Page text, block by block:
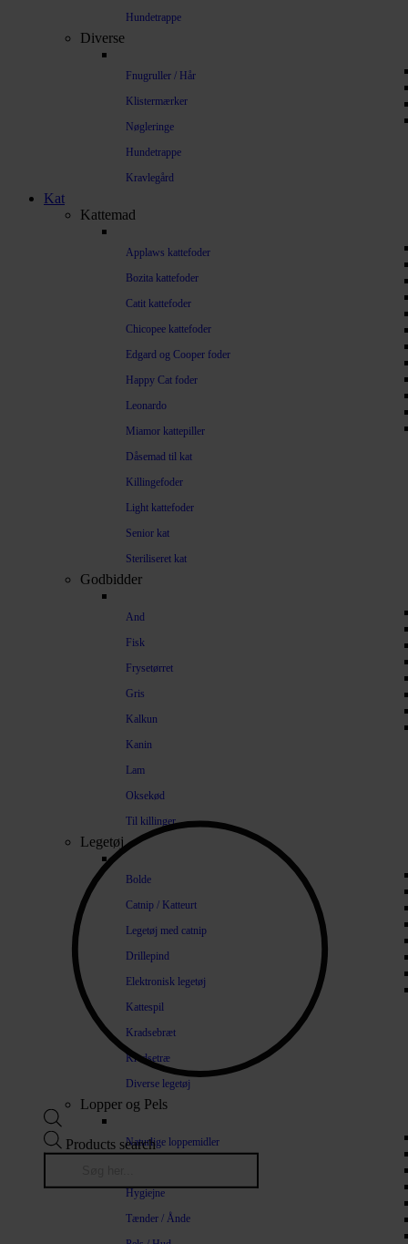
Hundetrappe
Diverse
Fnugruller / Hår
Klistermærker
Nøgleringe
Hundetrappe
Kravlegård
Kat
Kattemad
Applaws kattefoder
Bozita kattefoder
Catit kattefoder
Chicopee kattefoder
Edgard og Cooper foder
Happy Cat foder
Leonardo
Miamor kattepiller
Dåsemad til kat
Killingefoder
Light kattefoder
Senior kat
Steriliseret kat
Godbidder
And
Fisk
Frysetørret
Gris
Kalkun
Kanin
Lam
Oksekød
Til killinger
Legetøj
Bolde
Catnip / Katteurt
Legetøj med catnip
Drillepind
Elektronisk legetøj
Kattespil
Kradsebræt
Kradsetræ
Diverse legetøj
Lopper og Pels
Naturlige loppemidler
Hygiejne
Tænder / Ånde
Products search